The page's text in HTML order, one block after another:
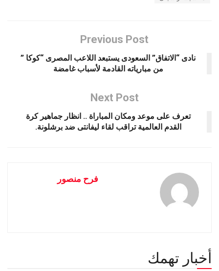
Previous Post
نادى “الاتفاق” السعودى يستبعد اللاعب المصرى “كوكا ”
من مبارياته القادمة لأسباب غامضة
Next Post
تعرف على موعد ومكان المباراة .. انظار جماهير كرة
القدم العالمية تراقب لقاء ليفانتى ضد برشلونة.
فرح منصور
أخبار تهمك